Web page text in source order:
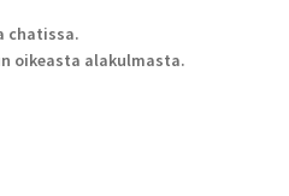
chatissa.
oikeasta alakulmasta.